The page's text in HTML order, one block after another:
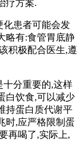
疗方案.
患者可能会发
略有:食管胃底静
积极配合医生,遵
分重要的,这样
白饮食,可以减少
持蛋白质代谢平
时,应严格限制蛋
再喝了,实际上,